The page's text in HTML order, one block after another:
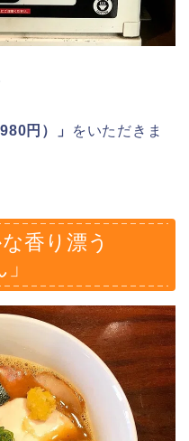
円）」
をいただきま
香り漂う